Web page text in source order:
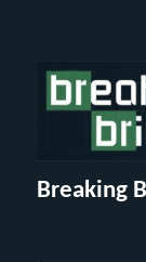
Breaking